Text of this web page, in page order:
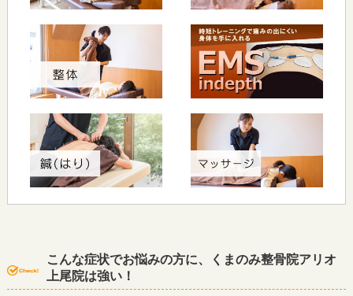
こんな症状でお悩みの方に、くまのみ整骨院アリオ
上尾院は強い！